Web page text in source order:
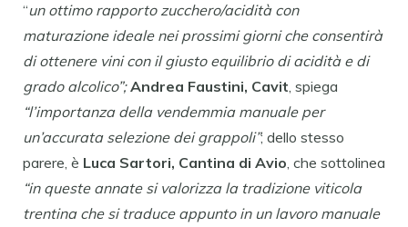
“un ottimo rapporto zucchero/acidità con
maturazione ideale nei prossimi giorni che consentirà
di ottenere vini con il giusto equilibrio di acidità e di
grado alcolico”; Andrea Faustini, Cavit, spiega
“l’importanza della vendemmia manuale per
un’accurata selezione dei grappoli”; dello stesso
parere, è Luca Sartori, Cantina di Avio, che sottolinea
“in queste annate si valorizza la tradizione viticola
trentina che si traduce appunto in un lavoro manuale